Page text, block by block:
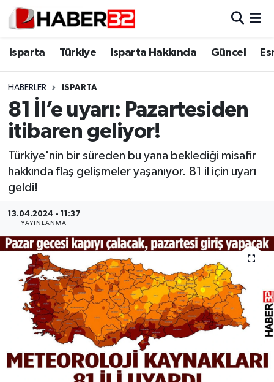
Isparta Türkiye Isparta Hakkında Güncel
HABERLER ISPARTA
81 İl’e uyarı: Pazartesiden
itibaren geliyor!
Türkiye'nin bir süreden bu yana beklediği misafir
hakkında flaş gelişmeler yaşanıyor. 81 il için uyarı
geldi!
13.04.2024 - 11:37
YAYINLANMA
Isparta
Esnaf Diyor ki;
ASAYİŞ
BİLİM VE TEKNOLOJİ
GENEL
Güncel
HABERDE İNSAN
İlginç
KÜLTÜR SANAT
Isparta Nöbetçi Eczaneler
Isparta Trafik Yoğunluk Haritası
Süper Lig Puan Durumu ve Fikstür
Tüm Manşetler
Haber Arşivi